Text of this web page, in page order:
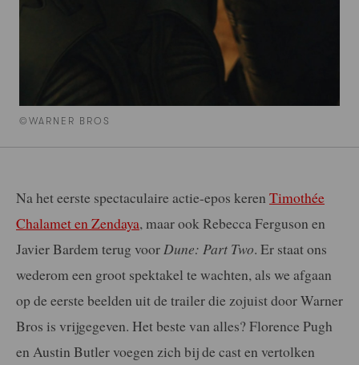
©WARNER BROS
Na het eerste spectaculaire actie-epos keren Timothée
Chalamet en Zendaya, maar ook Rebecca Ferguson en
Javier Bardem terug voor Dune: Part Two. Er staat ons
wederom een groot spektakel te wachten, als we afgaan
op de eerste beelden uit de trailer die zojuist door Warner
Bros is vrijgegeven. Het beste van alles? Florence Pugh
en Austin Butler voegen zich bij de cast en vertolken